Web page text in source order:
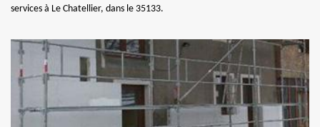
services à Le Chatellier, dans le 35133.